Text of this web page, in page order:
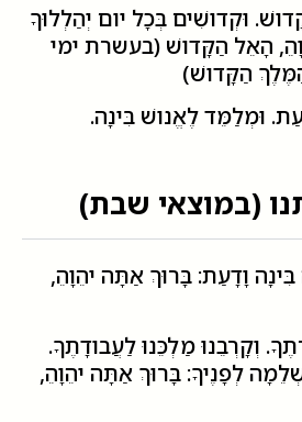
וּקְדושִׁים בְּכָל יום יְהַלְלוּךָ
הָאֵל הַקָּדושׁ (בעשרת ימי
הַקָּדושׁ)
וּמְלַמֵּד לֶאֱנושׁ בִּינָה.
(במוצאי שבת)
וָדָעַת: בָּרוּךְ אַתָּה יהֵוָהֵ,
וְקָרְבֵנוּ מַלְכֵּנוּ לַעֲבודָתֶךָ.
לְפָנֶיךָ: בָּרוּךְ אַתָּה יהֵוָהֵ,